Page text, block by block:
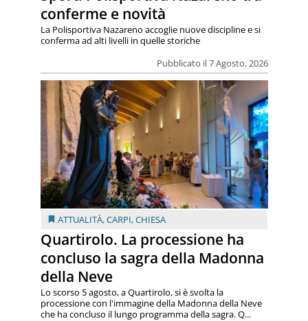
conferme e novità
Pubblicato il 7 Agosto, 2026
La Polisportiva Nazareno accoglie nuove discipline e si
conferma ad alti livelli in quelle storiche
ATTUALITÀ,CARPI,CHIESA
Quartirolo. La processione ha
concluso la sagra della Madonna
della Neve
Lo scorso 5 agosto, a Quartirolo, si è svolta la
processione con l'immagine della Madonna della Neve
che ha concluso il lungo programma della sagra. Q...